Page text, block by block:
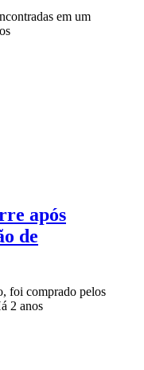
em um
após
de
foi comprado pelos
2 anos